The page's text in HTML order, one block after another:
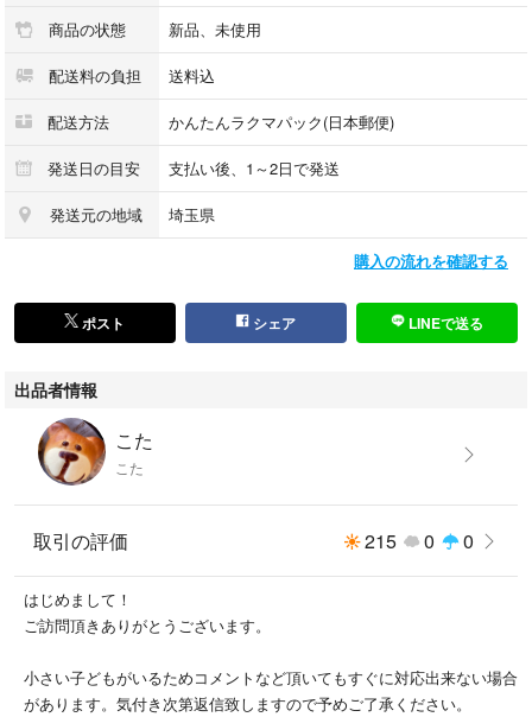
商品の状態 新品、未使用
配送料の負担 送料込
配送方法 かんたんラクマパック(日本郵便)
発送日の目安 支払い後、1～2日で発送
発送元の地域 埼玉県
購入の流れを確認する
ポスト シェア LINEで送る
出品者情報
こた
こた
取引の評価 215 0 0
はじめまして！
ご訪問頂きありがとうございます。
小さい子どもがいるためコメントなど頂いてもすぐに対応出来ない場合
があります。気付き次第返信致しますので予めご了承ください。